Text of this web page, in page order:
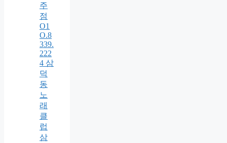
주
점
O1
O.8
339.
222
4 삼
덕
동
노
래
클
럽
삼